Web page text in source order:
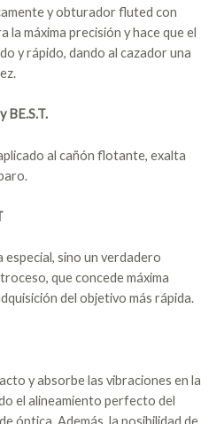
y obturador fluted con
la máxima precisión y hace que el
y rápido, dando al cazador una
BE.S.T.
al cañón flotante, exalta
especial, sino un verdadero
que concede máxima
del objetivo más rápida.
y absorbe las vibraciones en la
el alineamiento perfecto del
óptica. Además, la posibilidad de